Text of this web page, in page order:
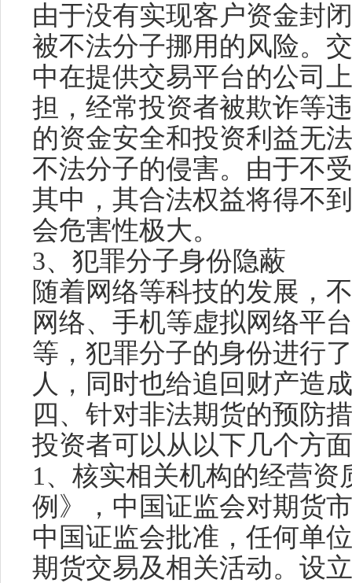
由于没有实现客户资金封
被不法分子挪用的风险。
中在提供交易平台的公司
担，经常投资者被欺诈等
的资金安全和投资利益无
不法分子的侵害。由于不
其中，其合法权益将得不
会危害性极大。
3、犯罪分子身份隐蔽
随着网络等科技的发展，
网络、手机等虚拟网络平
等，犯罪分子的身份进行
人，同时也给追回财产造
四、针对非法期货的预防
投资者可以从以下几个方
1、核实相关机构的经营
例》，中国证监会对期货
中国证监会批准，任何单
期货交易及相关活动。设